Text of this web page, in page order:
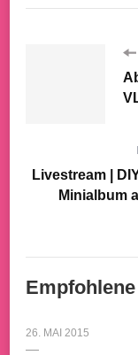
Livestream |
Minialbum
26. MAI 2015